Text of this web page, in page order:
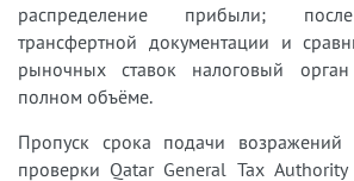
распределение прибыли;
трансфертной документации и
рыночных ставок налоговый
полном объёме.
Пропуск срока подачи возражений
проверки Qatar General Tax